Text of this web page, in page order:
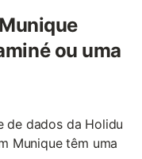
ou uma
de dados da Holidu
Munique têm uma